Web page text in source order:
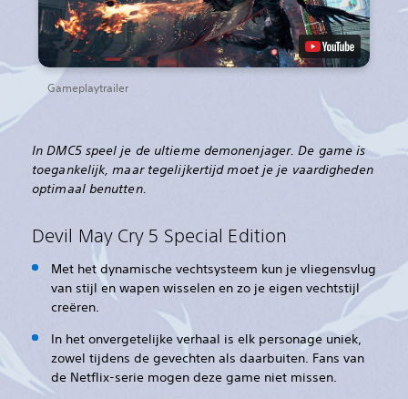
Gameplaytrailer
In DMC5 speel je de ultieme demonenjager. De game is
toegankelijk, maar tegelijkertijd moet je je vaardigheden
optimaal benutten.‎
Devil May Cry 5 Special Edition
Met het dynamische vechtsysteem kun je vliegensvlug
van stijl en wapen wisselen en zo je eigen vechtstijl
creëren.
In het onvergetelijke verhaal is elk personage uniek,
zowel tijdens de gevechten als daarbuiten. Fans van
de Netflix-serie mogen deze game niet missen.